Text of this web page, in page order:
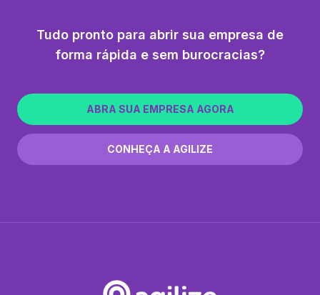
Tudo pronto para abrir sua empresa de
forma rápida e sem burocracias?
ABRA SUA EMPRESA AGORA
CONHEÇA A AGILIZE